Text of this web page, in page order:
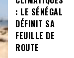
: LE SÉNÉGAL
DÉFINIT SA
FEUILLE DE
ROUTE